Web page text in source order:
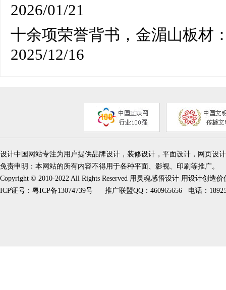
2026/01/21
十余项荣誉背书，金湄山板材
2025/12/16
设计中国网站专注为用户提供品牌设计，装修设计，平面设计，网页设
免责申明：本网站的所有内容不得用于各种平面、影视、印刷等推广。
Copyright © 2010-2022 All Rights Reserved 用灵魂感悟设计 用设计创造
ICP证号： 粤ICP备13074739号 推广联盟QQ：460965656 电话：